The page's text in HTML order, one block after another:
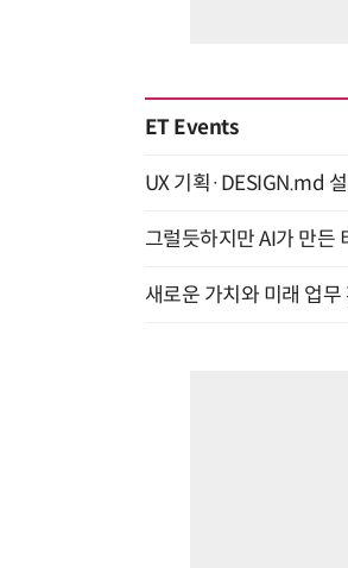
ET Events
UX 기획·DESIGN.md
그럴듯하지만 AI가 만든
새로운 가치와 미래 업